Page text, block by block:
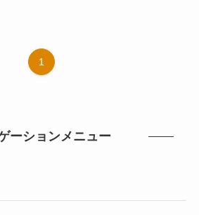
1
ーションメニュー